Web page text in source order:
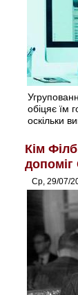
обіцяє їм
оскільки
Кім
Ср, 29/07/